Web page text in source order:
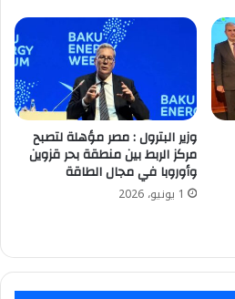
وزير البترول : مصر مؤهلة لتصبح
مركز الربط بين منطقة بحر قزوين
وأوروبا في مجال الطاقة
1 يونيو، 2026